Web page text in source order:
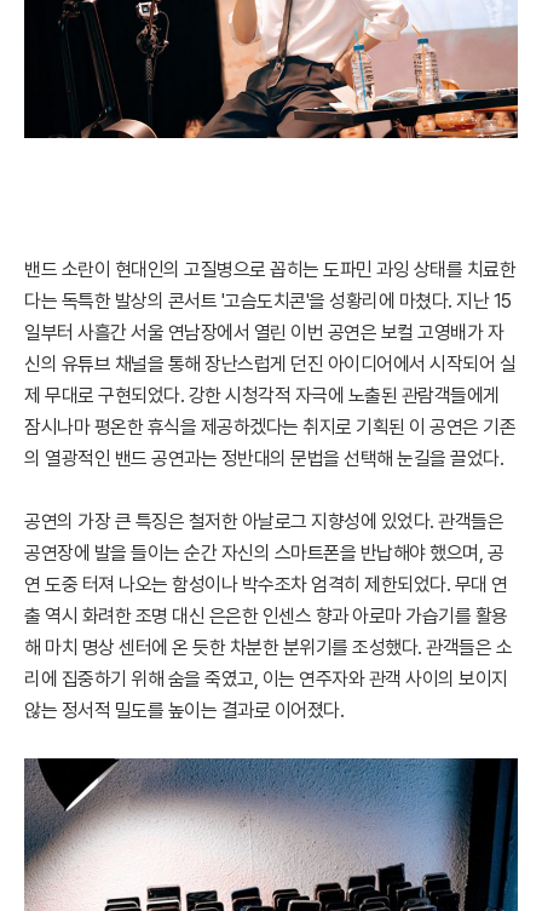
밴드 소란이 현대인의 고질병으로 꼽히는 도파민 과잉 상태를 치료한
다는 독특한 발상의 콘서트 '고슴도치콘'을 성황리에 마쳤다. 지난 15
일부터 사흘간 서울 연남장에서 열린 이번 공연은 보컬 고영배가 자
신의 유튜브 채널을 통해 장난스럽게 던진 아이디어에서 시작되어 실
제 무대로 구현되었다. 강한 시청각적 자극에 노출된 관람객들에게
잠시나마 평온한 휴식을 제공하겠다는 취지로 기획된 이 공연은 기존
의 열광적인 밴드 공연과는 정반대의 문법을 선택해 눈길을 끌었다.
공연의 가장 큰 특징은 철저한 아날로그 지향성에 있었다. 관객들은
공연장에 발을 들이는 순간 자신의 스마트폰을 반납해야 했으며, 공
연 도중 터져 나오는 함성이나 박수조차 엄격히 제한되었다. 무대 연
출 역시 화려한 조명 대신 은은한 인센스 향과 아로마 가습기를 활용
해 마치 명상 센터에 온 듯한 차분한 분위기를 조성했다. 관객들은 소
리에 집중하기 위해 숨을 죽였고, 이는 연주자와 관객 사이의 보이지
않는 정서적 밀도를 높이는 결과로 이어졌다.